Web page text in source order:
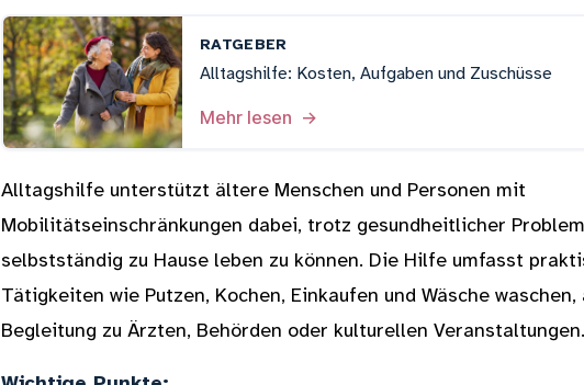
RATGEBER
Alltagshilfe: Kosten, Aufgaben und Zuschüsse
Mehr lesen →
Alltagshilfe unterstützt ältere Menschen und Personen mit
Mobilitätseinschränkungen dabei, trotz gesundheitlicher
selbstständig zu Hause leben zu können. Die Hilfe umfasst
Tätigkeiten wie Putzen, Kochen, Einkaufen und Wäsche waschen,
Begleitung zu Ärzten, Behörden oder kulturellen Veranstaltungen.